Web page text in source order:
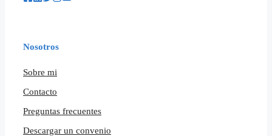
Nosotros
Sobre mi
Contacto
Preguntas frecuentes
Descargar un convenio